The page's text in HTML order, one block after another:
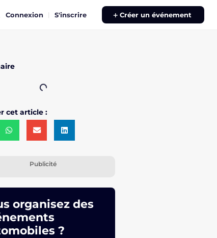
Connexion | S'inscrire Créer un événement
cet article :
Publicité
organisez des
?